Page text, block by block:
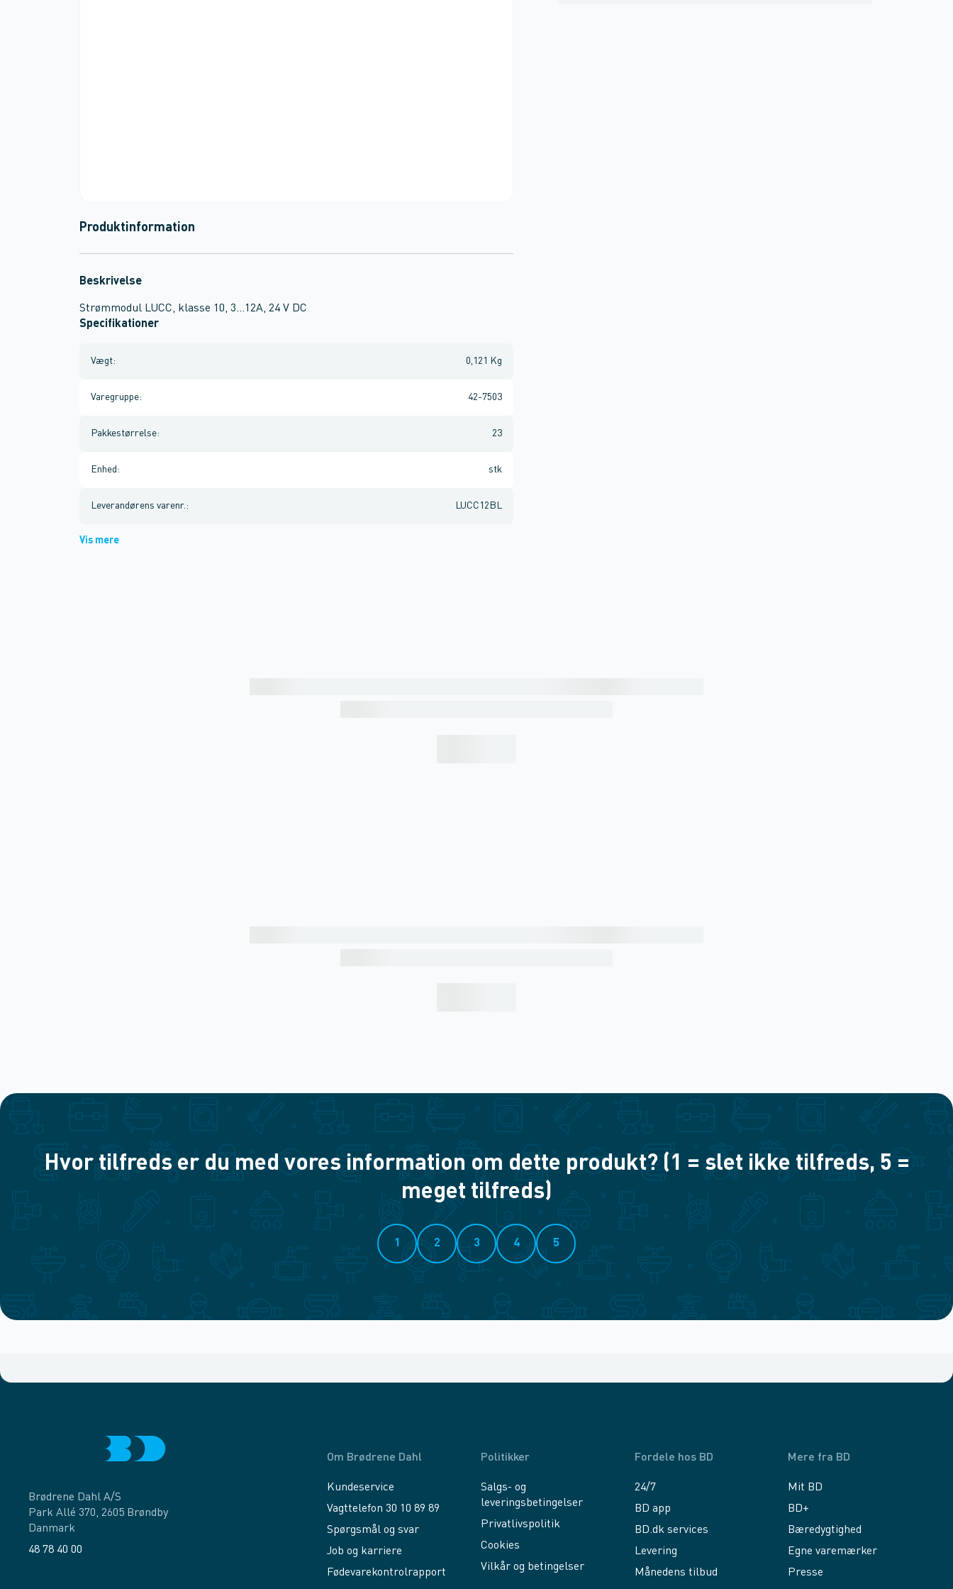
Produktinformation
Beskrivelse
Strømmodul LUCC, klasse 10, 3...12A, 24 V DC
Specifikationer
Vægt: 0,121 Kg
Varegruppe: 42-7503
Pakkestørrelse: 23
Enhed : stk
Leverandørens varenr. : LUCC12BL
Vis mere
Hvor tilfreds er du med vores information om dette produkt? (1 = slet ikke tilfreds, 5 =
meget tilfreds)
1 2 3 4 5
Brødrene Dahl A/S
Park Allé 370, 2605 Brøndby
Danmark
48 78 40 00
Om Brødrene Dahl
Kundeservice
Vagttelefon 30 10 89 89
Spørgsmål og svar
Job og karriere
Fødevarekontrolrapport
Politikker
Salgs- og
leveringsbetingelser
Privatlivspolitik
Cookies
Vilkår og betingelser
Fordele hos BD
24/7
BD app
BD.dk services
Levering
Månedens tilbud
Mere fra BD
Mit BD
BD+
Bæredygtighed
Egne varemærker
Presse